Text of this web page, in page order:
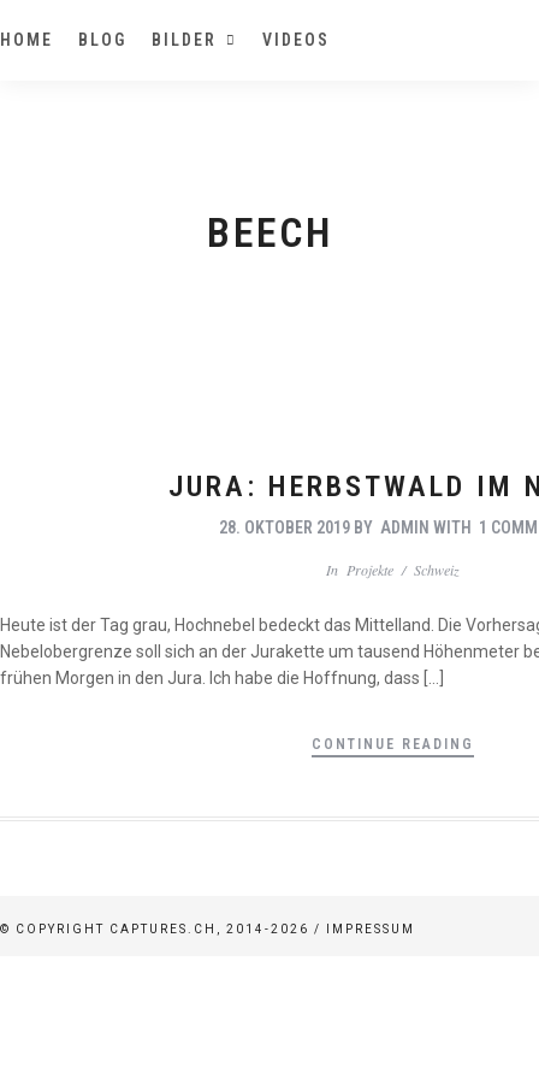
HOME BLOG BILDER VIDEOS
BEECH
JURA: HERBSTWALD IM
28. OKTOBER 2019 BY ADMIN WITH 1
In Projekte/ Schweiz
Heute ist der Tag grau, Hochnebel bedeckt das Mittelland. Die
Nebelobergrenze soll sich an der Jurakette um tausend Höhenmeter
frühen Morgen in den Jura. Ich habe die Hoffnung, dass […]
CONTINUE READING
© COPYRIGHT CAPTURES.CH, 2014-2026 / IMPRESSUM